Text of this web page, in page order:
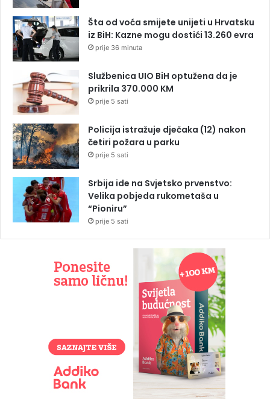
Šta od voća smijete unijeti u Hrvatsku
iz BiH: Kazne mogu dostići 13.260 evra
prije 36 minuta
Službenica UIO BiH optužena da je
prikrila 370.000 KM
prije 5 sati
Policija istražuje dječaka (12) nakon
četiri požara u parku
prije 5 sati
Srbija ide na Svjetsko prvenstvo:
Velika pobjeda rukometaša u
“Pioniru”
prije 5 sati